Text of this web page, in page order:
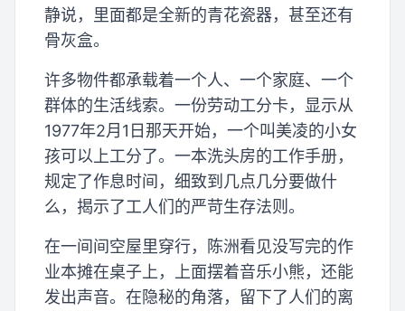
静说，里面都是全新的青花瓷器，甚至还有
骨灰盒。
许多物件都承载着一个人、一个家庭、一个
群体的生活线索。一份劳动工分卡，显示从
1977年2月1日那天开始，一个叫美凌的小女
孩可以上工分了。一本洗头房的工作手册，
规定了作息时间，细致到几点几分要做什
么，揭示了工人们的严苛生存法则。
在一间间空屋里穿行，陈洲看见没写完的作
业本摊在桌子上，上面摆着音乐小熊，还能
发出声音。在隐秘的角落，留下了人们的离